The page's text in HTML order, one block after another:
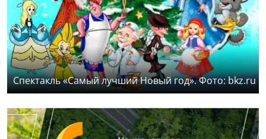
Спектакль «Самый лучший Новый год». Фото: bkz.ru